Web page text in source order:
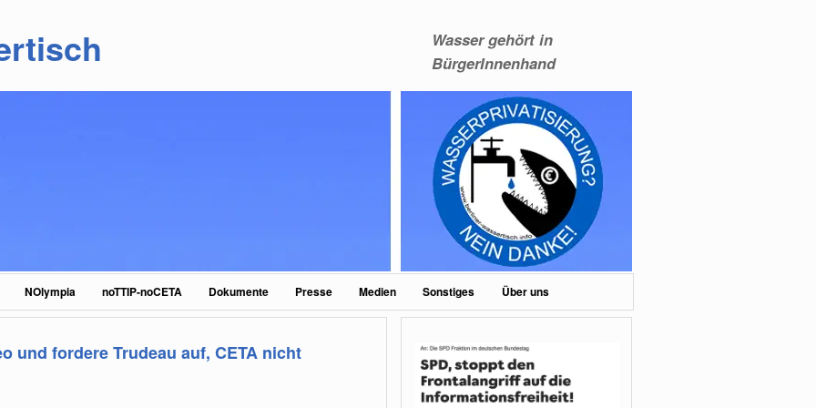
Wasser gehört in
BürgerInnenhand
NOlympia noTTIP-noCETA Dokumente Presse Medien Sonstiges Über uns
und fordere Trudeau auf, CETA nicht